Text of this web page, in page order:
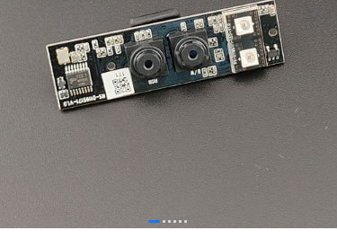
News
Support